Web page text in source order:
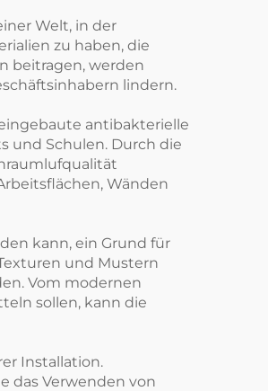
Welt, in der
zu haben, die
beitragen, werden
lindern.
antibakterielle
und Schulen. Durch die
Wänden
kann, ein Grund für
und Mustern
Vom modernen
sollen, kann die
Installation.
das Verwenden von